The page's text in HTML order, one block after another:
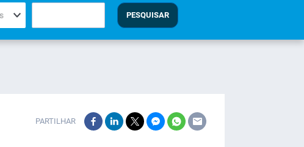
PESQUISAR
PARTILHAR